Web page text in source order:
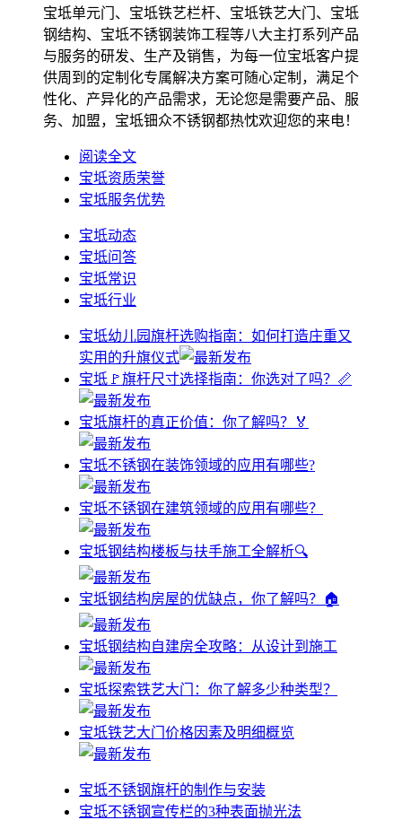
宝坻单元门、宝坻铁艺栏杆、宝坻铁艺大门、宝坻
钢结构、宝坻不锈钢装饰工程等八大主打系列产品
与服务的研发、生产及销售，为每一位宝坻客户提
供周到的定制化专属解决方案可随心定制，满足个
性化、产异化的产品需求，无论您是需要产品、服
务、加盟，宝坻钿众不锈钢都热忱欢迎您的来电！
阅读全文
宝坻资质荣誉
宝坻服务优势
宝坻动态
宝坻问答
宝坻常识
宝坻行业
宝坻幼儿园旗杆选购指南：如何打造庄重又
实用的升旗仪式
宝坻🚩旗杆尺寸选择指南：你选对了吗？📏
宝坻旗杆的真正价值：你了解吗？🏅
宝坻不锈钢在装饰领域的应用有哪些?
宝坻不锈钢在建筑领域的应用有哪些？
宝坻钢结构楼板与扶手施工全解析🔍
宝坻钢结构房屋的优缺点，你了解吗？🏠
宝坻钢结构自建房全攻略：从设计到施工
宝坻探索铁艺大门：你了解多少种类型？
宝坻铁艺大门价格因素及明细概览
宝坻不锈钢旗杆的制作与安装
宝坻不锈钢宣传栏的3种表面抛光法